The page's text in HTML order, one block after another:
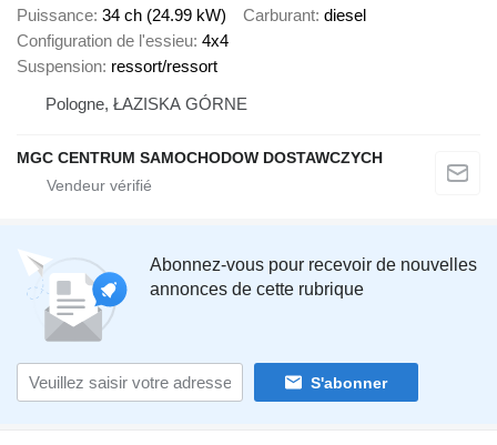
Puissance 34 ch (24.99 kW) Carburant diesel
Configuration de l'essieu 4x4
Suspension ressort/ressort
Pologne, ŁAZISKA GÓRNE
MGC CENTRUM SAMOCHODOW DOSTAWCZYCH
Abonnez-vous pour recevoir de nouvelles
annonces de cette rubrique
S'abonner